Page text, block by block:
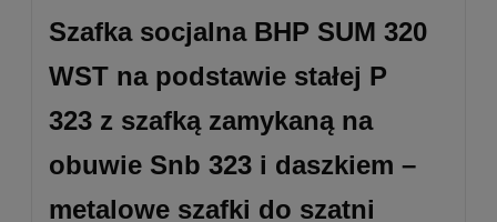
Szafka socjalna BHP SUM 320
WST na podstawie stałej P
323 z szafką zamykaną na
obuwie Snb 323 i daszkiem –
metalowe szafki do szatni